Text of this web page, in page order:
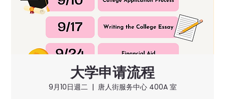
大学申请流程
9月10日週二
  |
唐人街服务中心 400A 室